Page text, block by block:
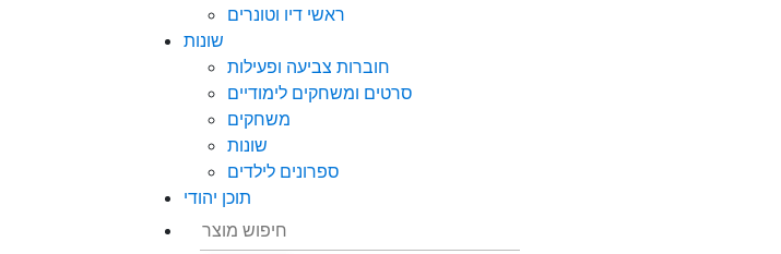
ראשי דיו וטונרים
שונות
חוברות צביעה ופעילות
סרטים ומשחקים לימודיים
משחקים
שונות
ספרונים לילדים
תוכן יהודי